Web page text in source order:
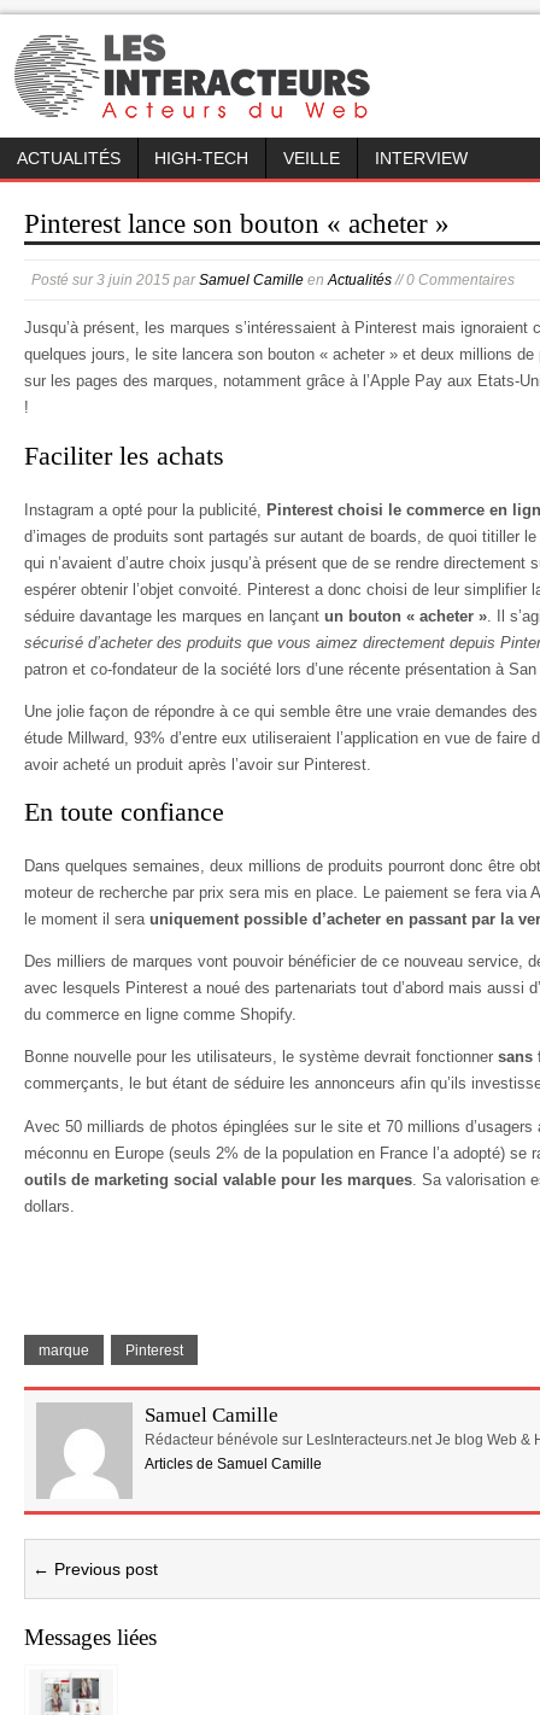
ACTUALITÉS HIGH-TECH VEILLE INTERVIEW
Pinterest lance son bouton « acheter »
Posté sur3 juin 2015 parSamuel Camille enActualités// 0 Commentaires
Jusqu’à présent, les marques s’intéressaient à Pinterest mais ignoraient
quelques jours, le site lancera son bouton « acheter » et deux millions de
sur les pages des marques, notamment grâce à l’Apple Pay aux Etats-
!
Faciliter les achats
Instagram a opté pour la publicité, Pinterest choisi le commerce en
d’images de produits sont partagés sur autant de boards, de quoi titiller
qui n’avaient d’autre choix jusqu’à présent que de se rendre directement
espérer obtenir l’objet convoité. Pinterest a donc choisi de leur simplifier
séduire davantage les marques en lançant un bouton « acheter » . Il
sécurisé d’acheter des produits que vous aimez directement depuis
patron et co-fondateur de la société lors d’une récente présentation à
Une jolie façon de répondre à ce qui semble être une vraie demandes
étude Millward, 93% d’entre eux utiliseraient l’application en vue de faire
avoir acheté un produit après l’avoir sur Pinterest.
En toute confiance
Dans quelques semaines, deux millions de produits pourront donc être
moteur de recherche par prix sera mis en place. Le paiement se fera via
le moment il sera uniquement possible d’acheter en passant par la
Des milliers de marques vont pouvoir bénéficier de ce nouveau service,
avec lesquels Pinterest a noué des partenariats tout d’abord mais aussi
du commerce en ligne comme Shopify.
Bonne nouvelle pour les utilisateurs, le système devrait fonctionner sans
commerçants, le but étant de séduire les annonceurs afin qu’ils
Avec 50 milliards de photos épinglées sur le site et 70 millions
méconnu en Europe (seuls 2% de la population en France l’a adopté) se
outils de marketing social valable pour les marques . Sa valorisation
dollars.
marque Pinterest
Samuel Camille
Rédacteur bénévole sur LesInteracteurs.net Je blog Web &
Articles de Samuel Camille
← Previous post
Messages liées